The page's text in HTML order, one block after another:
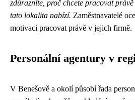
zdůrazníte, proč chcete pracovat
tato lokalita nabízí. Zaměstnavatelé
motivaci pracovat právě v jejich firmě.
Personální agentury v
V Benešově a okolí působí řada